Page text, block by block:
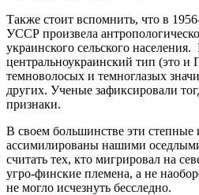
Также стоит вспомнить, что в
УССР произвела
украинского сельского населения.
центральноукраинский тип (это и
темноволосых и темноглазых
других. Ученые зафиксировали
признаки.
В своем большинстве эти
ассимилированы нашими
считать тех, кто мигрировал на
угро-финские племена, а не
не могло исчезнуть бесследно.